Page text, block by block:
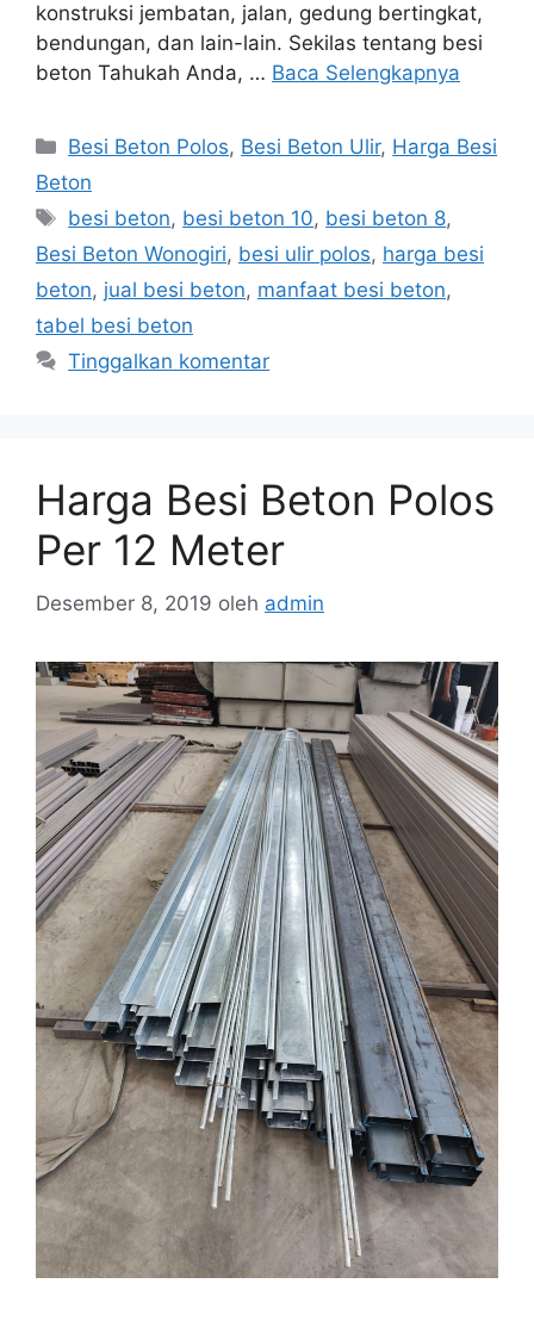
konstruksi jembatan, jalan, gedung bertingkat,
bendungan, dan lain-lain. Sekilas tentang besi
beton Tahukah Anda, … Baca Selengkapnya
Kategori
Besi Beton Polos, Besi Beton Ulir, Harga Besi
Beton
Tag
besi beton, besi beton 10, besi beton 8,
Besi Beton Wonogiri, besi ulir polos, harga besi
beton, jual besi beton, manfaat besi beton,
tabel besi beton
Tinggalkan komentar
Harga Besi Beton Polos
Per 12 Meter
Desember 8, 2019 oleh admin